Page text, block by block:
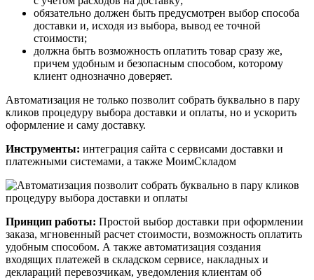
обязательно должен быть предусмотрен выбор способа
доставки и, исходя из выбора, вывод ее точной
стоимости;
должна быть возможность оплатить товар сразу же,
причем удобным и безопасным способом, которому
клиент однозначно доверяет.
Автоматизация не только позволит собрать буквально в пару
кликов процедуру выбора доставки и оплаты, но и ускорить
оформление и саму доставку.
Инструменты: интеграция сайта с сервисами доставки и
платежными системами, а также МоимСкладом
Принцип работы: Простой выбор доставки при оформлении
заказа, мгновенный расчет стоимости, возможность оплатить
удобным способом. А также автоматизация создания
входящих платежей в складском сервисе, накладных и
деклараций перевозчикам, уведомления клиентам об